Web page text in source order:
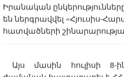
Իրանական
են ներգրավվել «Հյուսիս-
հատվածների
Այս մասին հուլիսի 8-